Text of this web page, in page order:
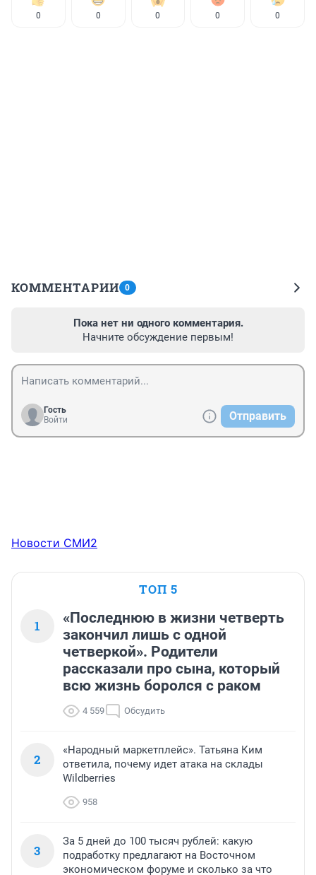
0 0 0 0 0
КОММЕНТАРИИ 0
Пока нет ни одного комментария.
Начните обсуждение первым!
Гость
Войти
Отправить
Новости СМИ2
ТОП 5
1
«Последнюю в жизни четверть
закончил лишь с одной
четверкой». Родители
рассказали про сына, который
всю жизнь боролся с раком
4 559 Обсудить
2
«Народный маркетплейс». Татьяна Ким
ответила, почему идет атака на склады
Wildberries
958
3
За 5 дней до 100 тысяч рублей: какую
подработку предлагают на Восточном
экономическом форуме и сколько за что